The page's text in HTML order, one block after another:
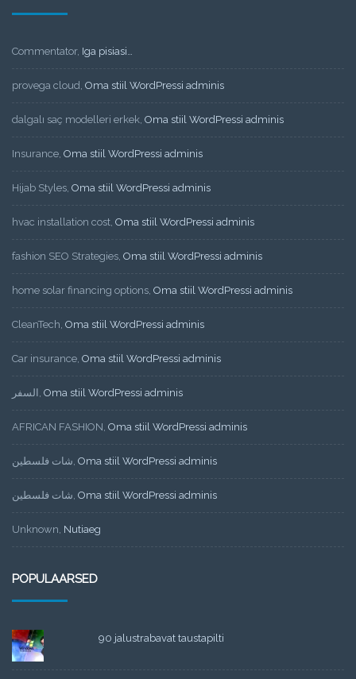
Commentator, Iga pisiasi…
provega cloud Oma stiil WordPressi adminis
dalgalı saç modelleri erkek Oma stiil WordPressi adminis
Insurance Oma stiil WordPressi adminis
Hijab Styles Oma stiil WordPressi adminis
hvac installation cost Oma stiil WordPressi adminis
fashion SEO Strategies Oma stiil WordPressi adminis
home solar financing options Oma stiil WordPressi adminis
CleanTech Oma stiil WordPressi adminis
Car insurance Oma stiil WordPressi adminis
السفر Oma stiil WordPressi adminis
AFRICAN FASHION Oma stiil WordPressi adminis
شات فلسطين Oma stiil WordPressi adminis
شات فلسطين Oma stiil WordPressi adminis
Unknown Nutiaeg
POPULAARSED
90 jalustrabavat taustapilti